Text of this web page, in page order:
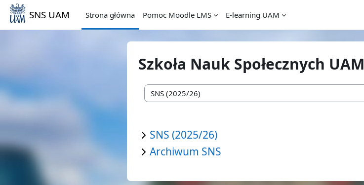
Przejdź do głównej zawartości
SNS UAM Strona główna Pomoc Moodle LMS E-learning UAM
Szkoła Nauk Społecznych UAM
Kategorie kursów
SNS (2025/26)
Archiwum SNS